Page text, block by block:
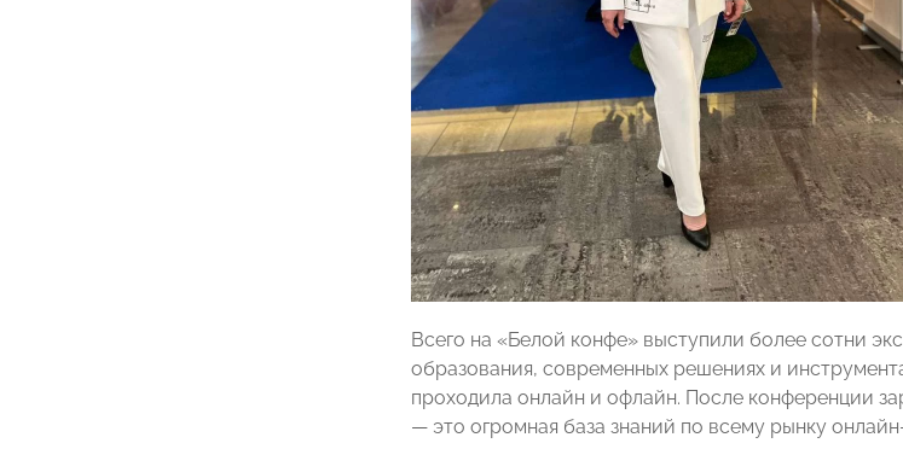
Всего на «Белой конфе» выступили более сотни
образования, современных решениях и
проходила онлайн и офлайн. После конференции
— это огромная база знаний по всему рынку